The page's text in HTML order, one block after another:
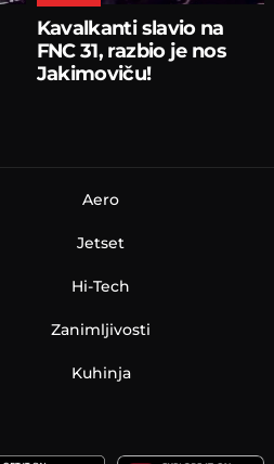
Kavalkanti slavio na
FNC 31, razbio je nos
Jakimoviču!
Aero
Jetset
Hi-Tech
Zanimljivosti
Kuhinja